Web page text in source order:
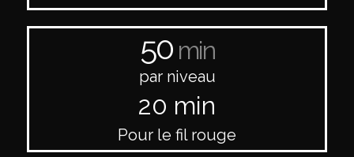
50min
par niveau
20 min
Pour le fil rouge